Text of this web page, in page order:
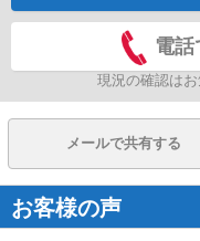
電
現況の確認はお
メールで共有する
お客様の声